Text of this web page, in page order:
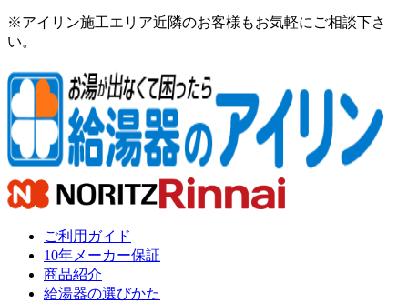
※アイリン施工エリア近隣のお客様もお気軽にご相談下さ
い。
ご利用ガイド
10年メーカー保証
商品紹介
給湯器の選びかた